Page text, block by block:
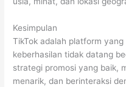
Kesimpulan
TikTok adalah platform
keberhasilan tidak datang
strategi promosi yang baik,
menarik, dan berinteraksi